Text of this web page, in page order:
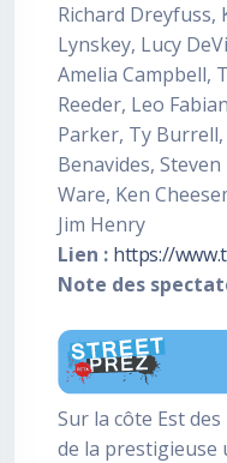
Richard Dreyfuss,
Lynskey, Lucy
Amelia Campbell,
Reeder, Leo
Parker, Ty Burrell,
Benavides,
Ware, Ken
Jim Henry
Lien : https://
Note des
Sur la côte Est
de la prestigieuse